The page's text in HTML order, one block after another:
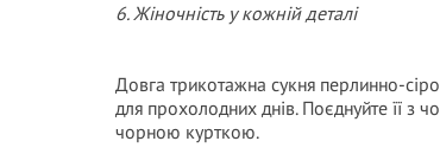
6. Жіночність у кожній деталі
Довга трикотажна сукня перлинно-
для прохолодних днів. Поєднуйте її з
чорною курткою.